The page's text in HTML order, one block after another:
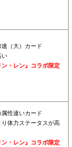
（大）カード
い
ン・レン』コラボ限定
属性違いカード
り体力ステータスが高
ン・レン』コラボ限定